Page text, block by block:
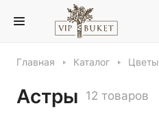
Главная Каталог Цветы
Астры 12 товаров